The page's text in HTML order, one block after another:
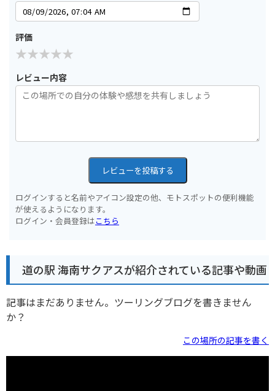
評価
レビュー内容
レビューを投稿する
ログインすると名前やアイコン設定の他、モトスポットの便利機能
が使えるようになります。
ログイン・会員登録はこちら
道の駅 海南サクアスが紹介されている記事や動画
記事はまだありません。ツーリングブログを書きません
か？
この場所の記事を書く